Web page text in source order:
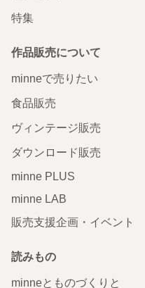
特集
作品販売について
minneで売りたい
食品販売
ヴィンテージ販売
ダウンロード販売
minne PLUS
minne LAB
販売支援企画・イベント
読みもの
minneとものづくりと